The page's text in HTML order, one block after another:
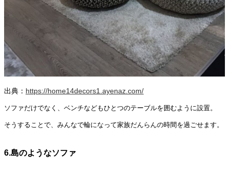
出典： https://home14decors1.ayenaz.com/
ソファだけでなく、ベンチなどもひとつのテーブルを囲むように設置。
そうすることで、みんなで輪になって家族だんらんの時間を過ごせます。
6.島のようなソファ